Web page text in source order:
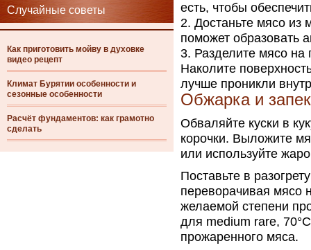
Случайные советы
Как приготовить мойву в духовке
видео рецепт
Климат Бурятии особенности и
сезонные особенности
Расчёт фундаментов: как грамотно
сделать
есть, чтобы
Достаньте мясо из
поможет образовать
Разделите мясо на
Наколите
лучше проникли
Обжарка и
Обваляйте куски в
корочки. Выложите
или используйте
Поставьте в
переворачивая мясо
желаемой степени
для medium rare,
прожаренного мяса.